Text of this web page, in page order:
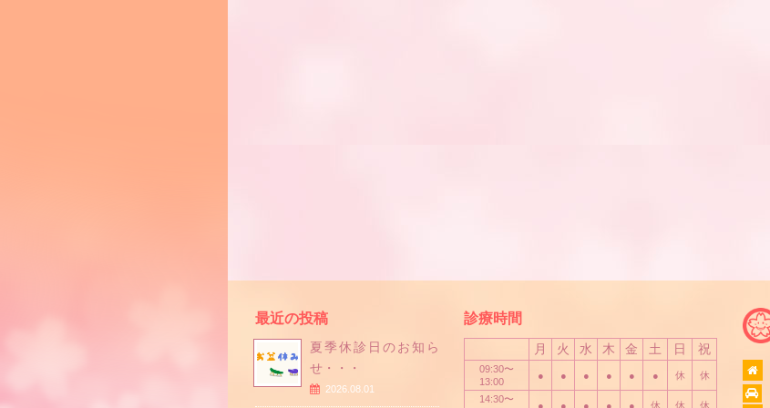
最近の投稿
夏季休診日のお知ら
せ・・・
2026.08.01
診療時間
月 火 水 木 金 土 日 祝
09:30〜
13:00
● ● ● ● ● ● 休 休
14:30〜
● ● ● ● ● 休 休 休